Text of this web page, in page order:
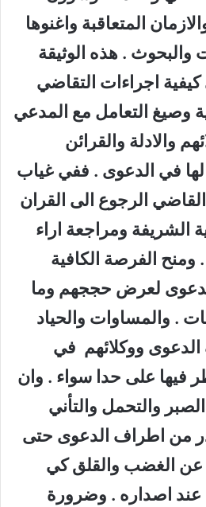
المتعاقبة واغنوها
والبحوث . هذه الوثيقة
كيفية اجراءات التقاضي
وصيغ التعامل مع المدعي
والادلة والقرائن
لها في الدعوى . ففي غياب
الرجوع الى القران
الشريفة ومراجعة اراء
. ومنح الفرصة الكافية
لعرض حججهم وما
. والمساوات والحياد
ووكلائهم في
فيها على حدا سواء . وان
والتحمل والتأني
من اطراف الدعوى حتى
عن الغضب والقلق كي
عند اصداره . وضرورة